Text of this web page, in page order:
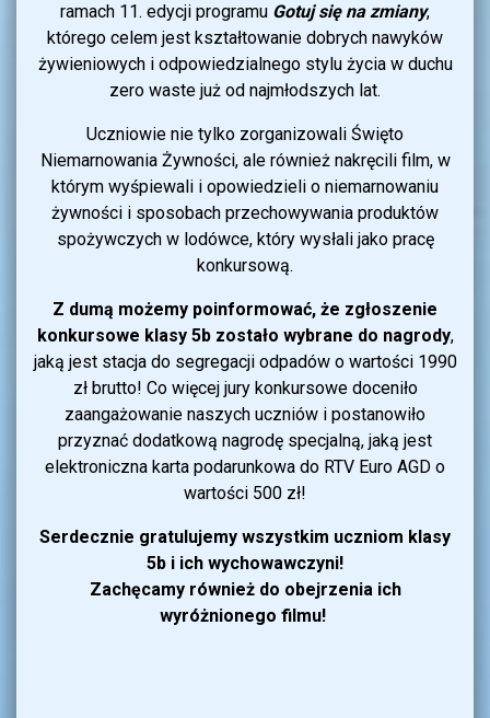
ramach 11. edycji programu Gotuj się na zmiany,
którego celem jest kształtowanie dobrych nawyków
żywieniowych i odpowiedzialnego stylu życia w duchu
zero waste już od najmłodszych lat.
Uczniowie nie tylko zorganizowali Święto
Niemarnowania Żywności, ale również nakręcili film, w
którym wyśpiewali i opowiedzieli o niemarnowaniu
żywności i sposobach przechowywania produktów
spożywczych w lodówce, który wysłali jako pracę
konkursową.
Z dumą możemy poinformować, że zgłoszenie
konkursowe klasy 5b zostało wybrane do nagrody,
jaką jest stacja do segregacji odpadów o wartości 1990
zł brutto! Co więcej jury konkursowe doceniło
zaangażowanie naszych uczniów i postanowiło
przyznać dodatkową nagrodę specjalną, jaką jest
elektroniczna karta podarunkowa do RTV Euro AGD o
wartości 500 zł!
Serdecznie gratulujemy wszystkim uczniom klasy
5b i ich wychowawczyni!
Zachęcamy również do obejrzenia ich
wyróżnionego filmu!